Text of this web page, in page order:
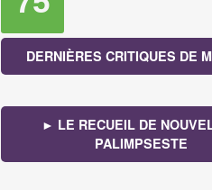
DERNIÈRES CRITIQUES DE
► LE RECUEIL DE
PALIMPSESTE